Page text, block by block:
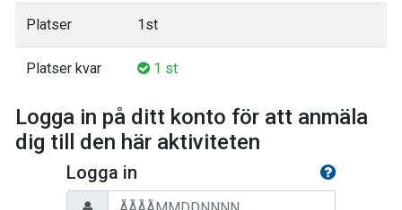
Platser 1st
Platser kvar 1 st
Logga in på ditt konto för att anmäla
dig till den här aktiviteten
Logga in
Personnummer